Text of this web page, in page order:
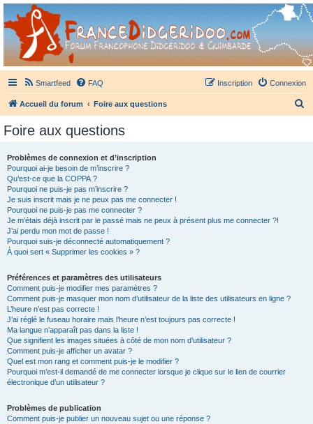
France Didgeridoo
Didgeridoo et Guimbarde sur France Didgeridoo - retrouvez la communauté.
Smartfeed FAQ Connexion
Inscription
Accueil du forum Foire aux questions
Foire aux questions
Problèmes de connexion et d’inscription
Pourquoi ai-je besoin de m’inscrire ?
Qu’est-ce que la COPPA ?
Pourquoi ne puis-je pas m’inscrire ?
Je suis inscrit mais je ne peux pas me connecter !
Pourquoi ne puis-je pas me connecter ?
Je m’étais déjà inscrit par le passé mais ne peux à présent plus me connecter ?!
J’ai perdu mon mot de passe !
Pourquoi suis-je déconnecté automatiquement ?
À quoi sert « Supprimer les cookies » ?
Préférences et paramètres des utilisateurs
Comment puis-je modifier mes paramètres ?
Comment puis-je masquer mon nom d’utilisateur de la liste des utilisateurs en ligne ?
L’heure n’est pas correcte !
J’ai réglé le fuseau horaire mais l’heure n’est toujours pas correcte !
Ma langue n’apparaît pas dans la liste !
Que signifient les images situées à côté de mon nom d’utilisateur ?
Comment puis-je afficher un avatar ?
Quel est mon rang et comment puis-je le modifier ?
Pourquoi m’est-il demandé de me connecter lorsque je clique sur le lien de courrier
électronique d’un utilisateur ?
Problèmes de publication
Comment puis-je publier un nouveau sujet ou une réponse ?